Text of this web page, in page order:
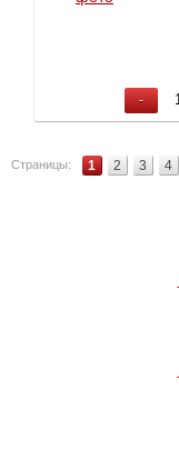
-
Страницы: 1 2 3 4